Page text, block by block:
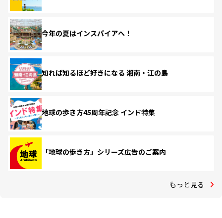
今年の夏はインスパイアへ！
知れば知るほど好きになる 湘南・江の島
地球の歩き方45周年記念 インド特集
「地球の歩き方」シリーズ広告のご案内
もっと見る